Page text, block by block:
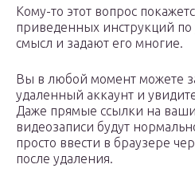
Кому-то этот вопрос
приведенных инструкций
смысл и задают его многие.
Вы в любой момент можете
удаленный аккаунт и
Даже прямые ссылки на
видеозаписи будут
просто ввести в браузере
после удаления.